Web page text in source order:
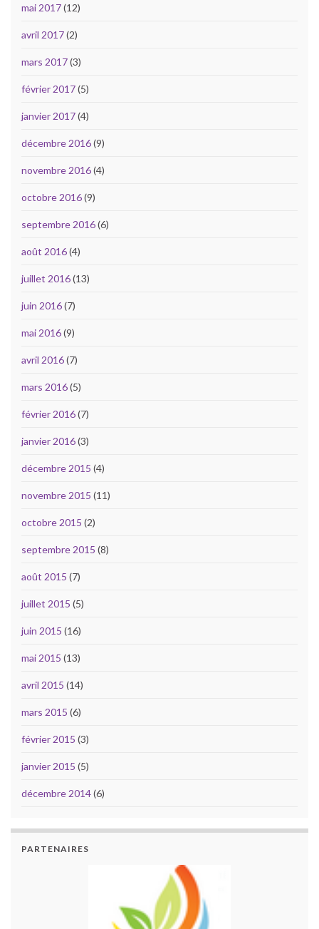
mai 2017(12)
avril 2017(2)
mars 2017(3)
février 2017(5)
janvier 2017(4)
décembre 2016(9)
novembre 2016(4)
octobre 2016(9)
septembre 2016(6)
août 2016(4)
juillet 2016(13)
juin 2016(7)
mai 2016(9)
avril 2016(7)
mars 2016(5)
février 2016(7)
janvier 2016(3)
décembre 2015 (4)
novembre 2015 (11)
octobre 2015 (2)
septembre 2015 (8)
août 2015 (7)
juillet 2015 (5)
juin 2015 (16)
mai 2015 (13)
avril 2015 (14)
mars 2015 (6)
février 2015 (3)
janvier 2015 (5)
décembre 2014(6)
PARTENAIRES